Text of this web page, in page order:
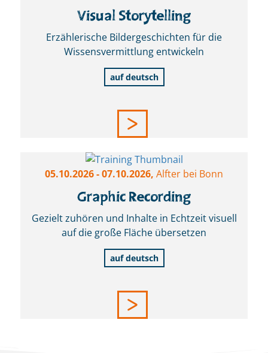
Visual Storytelling
Erzählerische Bildergeschichten für die
Wissensvermittlung entwickeln
auf deutsch
05.10.2026- 07.10.2026, Alfter bei Bonn
Graphic Recording
Gezielt zuhören und Inhalte in Echtzeit visuell
auf die große Fläche übersetzen
auf deutsch